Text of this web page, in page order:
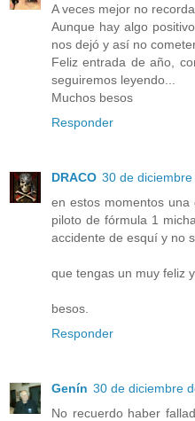
A veces mejor no
Aunque hay algo
nos dejó y así no
Feliz entrada de año,
seguiremos leyendo...
Muchos besos
Responder
DRACO 30 de
en estos momentos
piloto de fórmula 1
accidente de esquí y no
que tengas un muy feliz
besos.
Responder
Genín 30 de diciembre
No recuerdo haber